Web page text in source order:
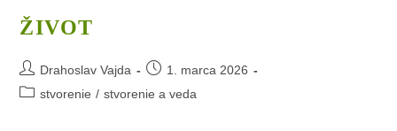
ŽIVOT
Post
author:
Drahoslav Vajda
Post
published:
1. marca 2026
Poststvorenie / stvorenie a veda